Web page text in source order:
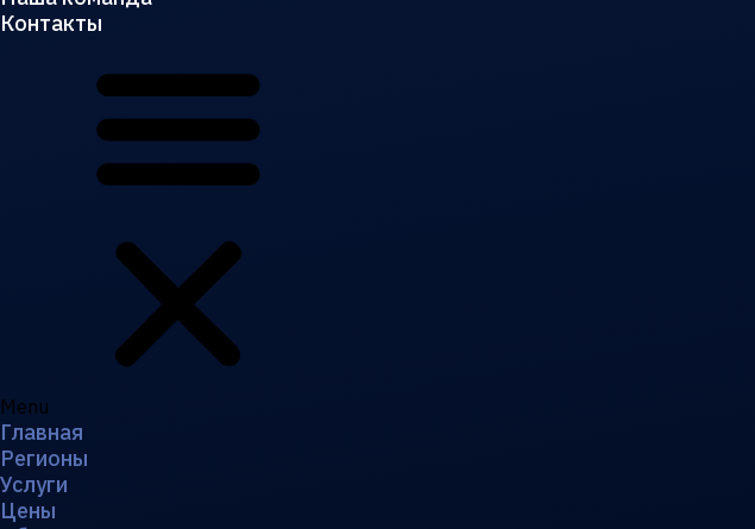
Контакты
Menu
Главная
Регионы
Услуги
Цены